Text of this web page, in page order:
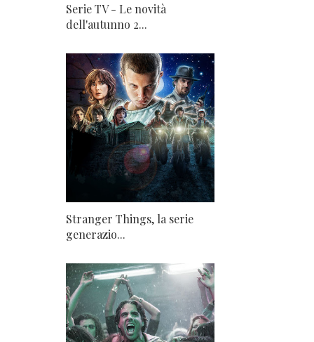
Serie TV - Le novità
dell'autunno 2...
Stranger Things, la serie
generazio...